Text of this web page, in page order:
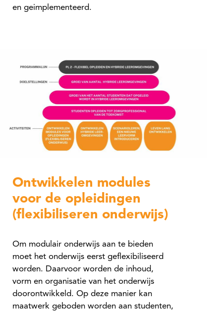
Om modulair onderwijs aan te bieden
moet het onderwijs eerst geflexibiliseerd
worden. Daarvoor worden de inhoud,
vorm en organisatie van het onderwijs
doorontwikkeld. Op deze manier kan
maatwerk geboden worden aan studenten,
Ontwikkelen modules
voor de opleidingen
(flexibiliseren onderwijs)
en geimplementeerd.